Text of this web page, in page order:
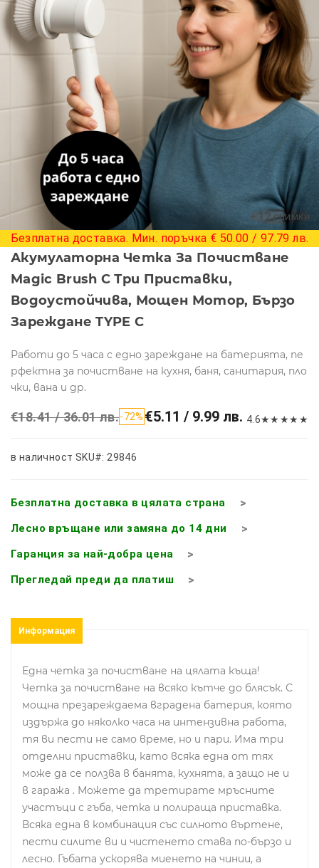
+ 12 снимки
Безплатна доставка. Мин. поръчка € 50.00 / 97.79 лв.
Акумулаторна Четка За Почистване
Magic Brush С Три Приставки,
Водоустойчива, Мощен Мотор, Бързо
Зареждане TYPE C
Работи до 5 часа с едно зареждане на батерията, пе
рфектна за почистване на кухня, баня, санитария, пло
чки, вана и др.
€18.41 / 36.01 лв.-72% €5.11 / 9.99 лв. 4.6★★ ★★ ★
в наличност SKU#: 29846
Безплатна доставка в цялата страна
Лесно връщане или замяна до 14 дни
Гаранция за най-добра цена
Прегледай преди да платиш
Информация
Една четка за почистване на цялата къща!
Четка за почистване на всяко кътче до блясък. С
мощна презареждаема вградена батерия, която
издържа до няколко часа на интензивна работа,
тя ви пести не само време, но и пари. Има три
отделни приставки, като всяка една от тях
може да се ползва в банята, кухнята, а защо не и
в гаража . Можете да третирате мръсните
участъци с гъба, четка и полираща приставка.
Всяка една в комбинация със силното въртене,
пести силите ви и чистенето става по-бързо и
лесно. Гъбата ускорява миенето на чинии, а